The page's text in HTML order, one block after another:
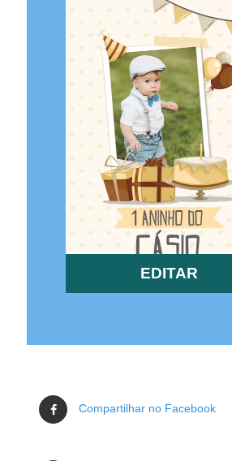
EDITAR
Compartilhar no Facebook